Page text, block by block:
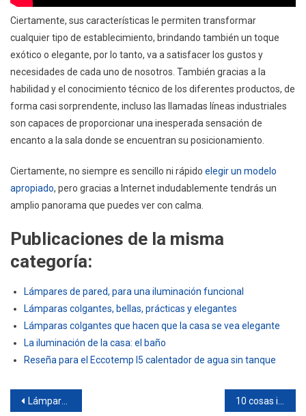
Ciertamente, sus características le permiten transformar
cualquier tipo de establecimiento, brindando también un toque
exótico o elegante, por lo tanto, va a satisfacer los gustos y
necesidades de cada uno de nosotros. También gracias a la
habilidad y el conocimiento técnico de los diferentes productos, de
forma casi sorprendente, incluso las llamadas líneas industriales
son capaces de proporcionar una inesperada sensación de
encanto a la sala donde se encuentran su posicionamiento.
Ciertamente, no siempre es sencillo ni rápido elegir un modelo
apropiado, pero gracias a Internet indudablemente tendrás un
amplio panorama que puedes ver con calma.
Publicaciones de la misma
categoría:
Lámpares de pared, para una iluminación funcional
Lámparas colgantes, bellas, prácticas y elegantes
Lámparas colgantes que hacen que la casa se vea elegante
La iluminación de la casa: el baño
Reseña para el Eccotemp l5 calentador de agua sin tanque
Navegación
Lámparas colgantes que hacen que la casa se vea elegante